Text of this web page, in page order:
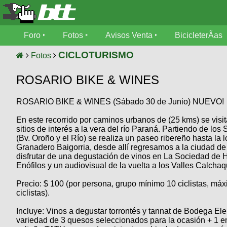
Foro
MecÃ¡nica
Fotos
tu foto
Galeria
XC
Bicicletas
Viajes
Descenso
Dirt
Avisos
SUBÃ
tu
aviso
Ultimos
Fotos
BicicleterÃ­
as
Bicicletas
Bicicletas
Tandem
Videos
Cicloturismo
Foro Fotos Avisos Venta BicicleterÃ­as
Fotos CICLOTURISMO
ROSARIO BIKE & WINES
ROSARIO BIKE & WINES (Sábado 30 de Junio) NUEVO!
En este recorrido por caminos urbanos de (25 kms) se
sitios de interés a la vera del río Paraná. Partiendo de los
(Bv. Oroño y el Río) se realiza un paseo ribereño hasta la
Granadero Baigorria, desde allí regresamos a la ciudad
disfrutar de una degustación de vinos en La Sociedad de
Enófilos y un audiovisual de la vuelta a los Valles
Precio: $ 100 (por persona, grupo mínimo 10 ciclistas,
ciclistas).
Incluye: Vinos a degustar torrontés y tannat de Bodega
variedad de 3 quesos seleccionados para la ocasión + 1